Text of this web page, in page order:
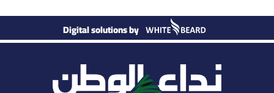
Digital solutions by